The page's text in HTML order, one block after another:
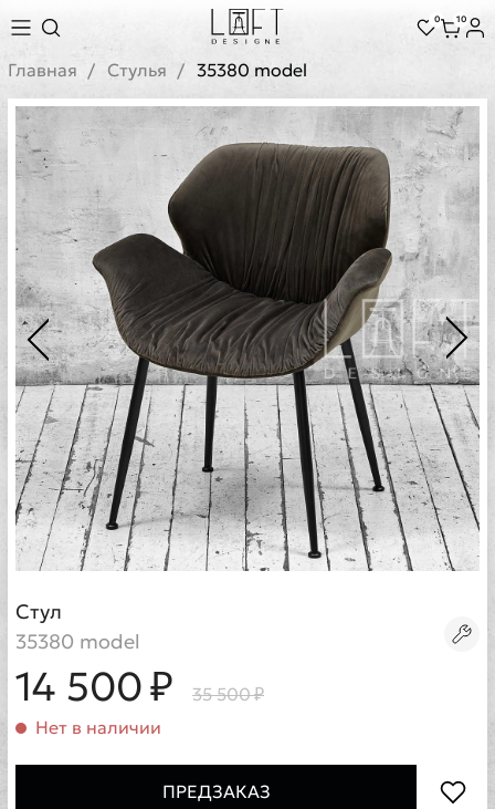
0 10
Главная Стулья 35380 model
Стул
35380 model
14 500 ₽
35 500 ₽
Нет в наличии
ПРЕДЗАКАЗ